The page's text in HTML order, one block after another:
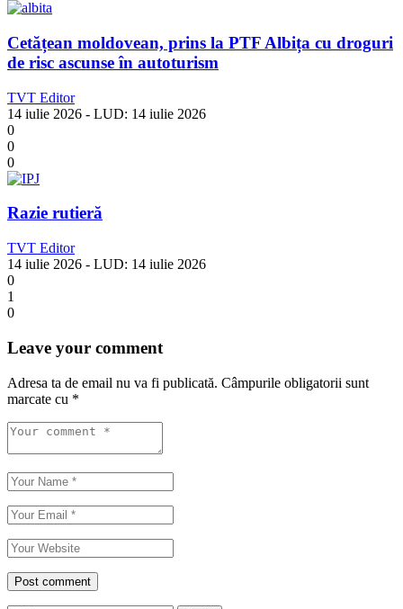
Cetățean moldovean, prins la PTF Albița cu droguri
de risc ascunse în autoturism
TVT Editor
14 iulie 2026 - LUD: 14 iulie 2026
0
0
0
Razie rutieră
TVT Editor
14 iulie 2026 - LUD: 14 iulie 2026
0
1
0
Leave your comment
Adresa ta de email nu va fi publicată. Câmpurile obligatorii sunt
marcate cu *